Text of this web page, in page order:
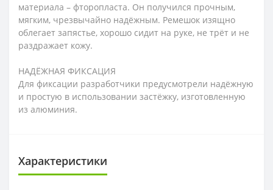
материала – фторопласта. Он получился прочным,
мягким, чрезвычайно надёжным. Ремешок изящно
облегает запястье, хорошо сидит на руке, не трёт и не
раздражает кожу.
НАДЁЖНАЯ ФИКСАЦИЯ
Для фиксации разработчики предусмотрели надёжную
и простую в использовании застёжку, изготовленную
из алюминия.
Характеристики